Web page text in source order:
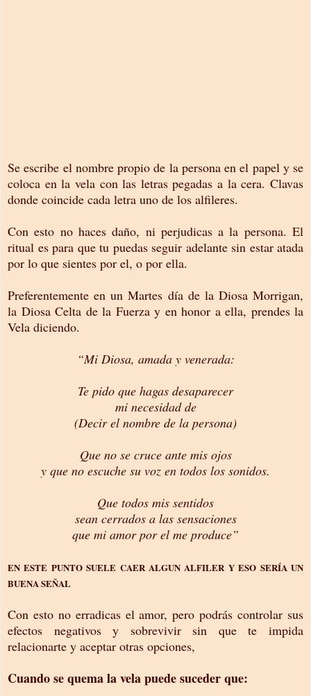
Se escribe el nombre propio de la persona en el papel y se
coloca en la vela con las letras pegadas a la cera. Clavas
donde coincide cada letra uno de los alfileres.
Con esto no haces daño, ni perjudicas a la persona. El
ritual es para que tu puedas seguir adelante sin estar atada
por lo que sientes por el, o por ella.
Preferentemente en un Martes día de la Diosa Morrigan,
la Diosa Celta de la Fuerza y en honor a ella, prendes la
Vela diciendo.
“Mi Diosa, amada y venerada:
Te pido que hagas desaparecer
mi necesidad de
(Decir el nombre de la persona)
Que no se cruce ante mis ojos
y que no escuche su voz en todos los sonidos.
Que todos mis sentidos
sean cerrados a las sensaciones
que mi amor por el me produce”
EN ESTE PUNTO SUELE CAER ALGUN ALFILER Y ESO SERÍA UN
BUENA SEÑAL
Con esto no erradicas el amor, pero podrás controlar sus
efectos negativos y sobrevivir sin que te impida
relacionarte y aceptar otras opciones,
Cuando se quema la vela puede suceder que: